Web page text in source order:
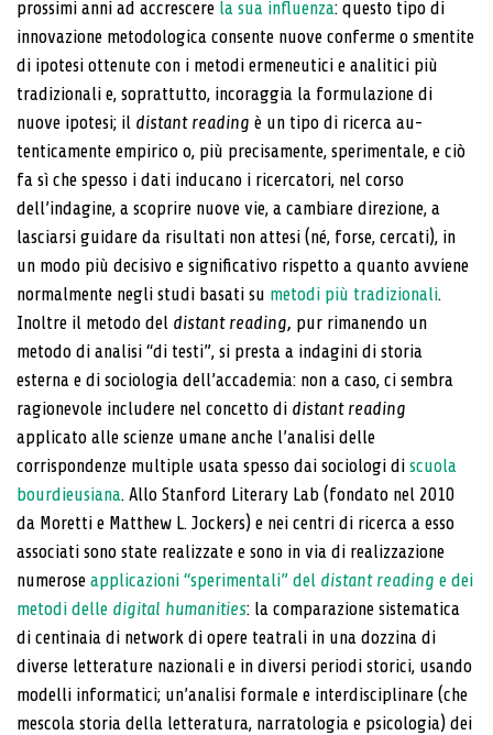
prossimi anni ad ac­crescere la sua influenza: questo tipo di
innovazione metodologica consente nuove conferme o smentite
di ipotesi ottenute con i metodi ermeneutici e analitici più
tradizionali e, soprattutto, incoraggia la formulazione di
nuove ipotesi; il distant reading è un tipo di ricerca au­
tenticamente empirico o, più precisamente, sperimen­tale, e ciò
fa sì che spesso i dati inducano i ricercatori, nel corso
dell’indagine, a scoprire nuove vie, a cambiare direzione, a
lasciarsi guidare da risultati non attesi (né, forse, cercati), in
un modo più decisivo e significativo rispetto a quanto avviene
normalmente negli studi basati su metodi più tradizionali.
Inoltre il metodo del distant reading, pur rimanendo un
metodo di analisi “di testi”, si presta a indagini di storia
esterna e di sociologia dell’ac­cademia: non a caso, ci sembra
ragionevole includere nel concetto di distant reading
applicato alle scienze umane anche l’analisi delle
corrispondenze multiple usata spesso dai sociologi di scuola
bourdieusiana. Allo Stanford Literary Lab (fondato nel 2010
da Moret­ti e Matthew L. Jockers) e nei centri di ricerca a esso
associati sono state realizzate e sono in via di realizza­zione
numerose applicazioni “sperimentali” del distant reading e dei
metodi delle digital humanities: la com­parazione sistematica
di centinaia di network di opere teatrali in una dozzina di
diverse letterature nazionali e in diversi periodi storici, usando
modelli informatici; un’analisi formale e interdisciplinare (che
mescola storia della letteratura, narratologia e psicologia) dei